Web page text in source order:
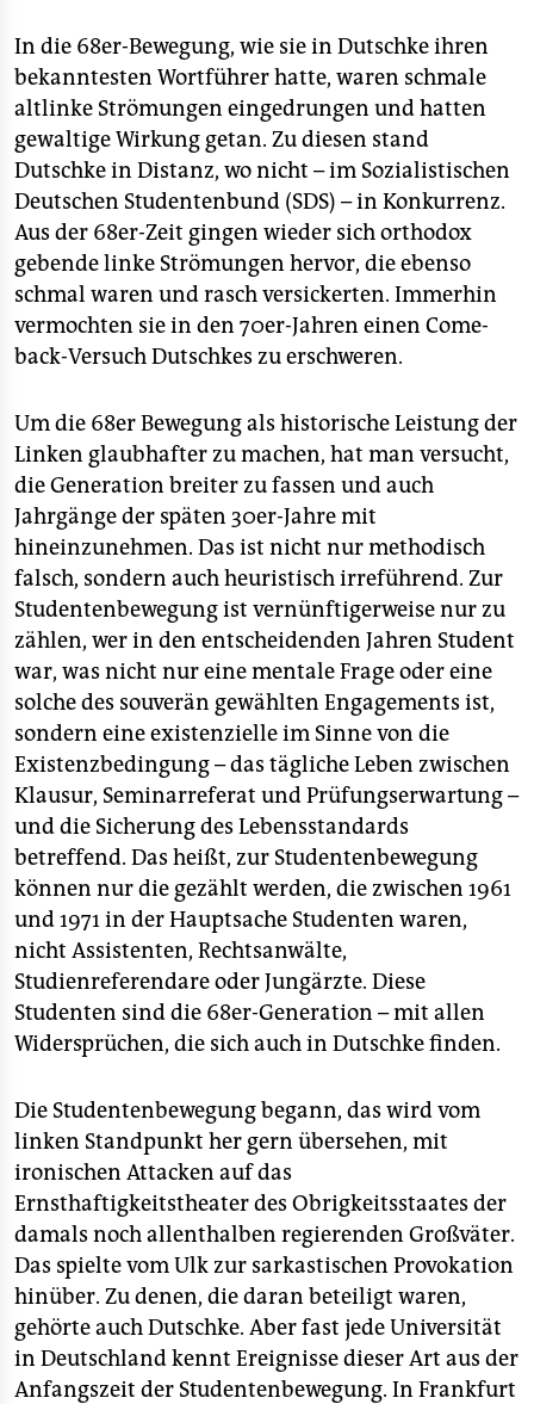
In die 68er-Bewegung, wie sie in Dutschke ihren
bekanntesten Wortführer hatte, waren schmale
altlinke Strömungen eingedrungen und hatten
gewaltige Wirkung getan. Zu diesen stand
Dutschke in Distanz, wo nicht – im Sozialistischen
Deutschen Studentenbund (SDS) – in Konkurrenz.
Aus der 68er-Zeit gingen wieder sich orthodox
gebende linke Strömungen hervor, die ebenso
schmal waren und rasch versickerten. Immerhin
vermochten sie in den 70er-Jahren einen Come-
back-Versuch Dutschkes zu erschweren.
Um die 68er Bewegung als historische Leistung der
Linken glaubhafter zu machen, hat man versucht,
die Generation breiter zu fassen und auch
Jahrgänge der späten 30er-Jahre mit
hineinzunehmen. Das ist nicht nur methodisch
falsch, sondern auch heuristisch irreführend. Zur
Studentenbewegung ist vernünftigerweise nur zu
zählen, wer in den entscheidenden Jahren Student
war, was nicht nur eine mentale Frage oder eine
solche des souverän gewählten Engagements ist,
sondern eine existenzielle im Sinne von die
Existenzbedingung – das tägliche Leben zwischen
Klausur, Seminarreferat und Prüfungserwartung –
und die Sicherung des Lebensstandards
betreffend. Das heißt, zur Studentenbewegung
können nur die gezählt werden, die zwischen 1961
und 1971 in der Hauptsache Studenten waren,
nicht Assistenten, Rechtsanwälte,
Studienreferendare oder Jungärzte. Diese
Studenten sind die 68er-Generation – mit allen
Widersprüchen, die sich auch in Dutschke finden.
Die Studentenbewegung begann, das wird vom
linken Standpunkt her gern übersehen, mit
ironischen Attacken auf das
Ernsthaftigkeitstheater des Obrigkeitsstaates der
damals noch allenthalben regierenden Großväter.
Das spielte vom Ulk zur sarkastischen Provokation
hinüber. Zu denen, die daran beteiligt waren,
gehörte auch Dutschke. Aber fast jede Universität
in Deutschland kennt Ereignisse dieser Art aus der
Anfangszeit der Studentenbewegung. In Frankfurt